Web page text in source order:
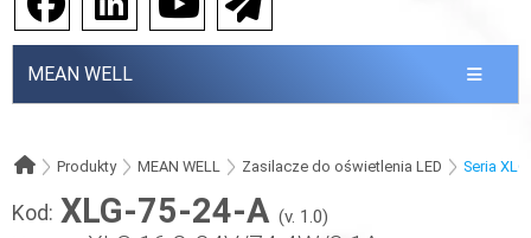
MEAN WELL
Produkty MEAN WELL Zasilacze do oświetlenia LED Seria XLG
Kod: XLG-75-24-A (v. 1.0)